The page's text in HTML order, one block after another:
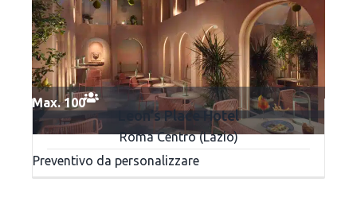
Max. 100
Leon’s Place Hotel
Roma Centro (Lazio)
Preventivo da personalizzare